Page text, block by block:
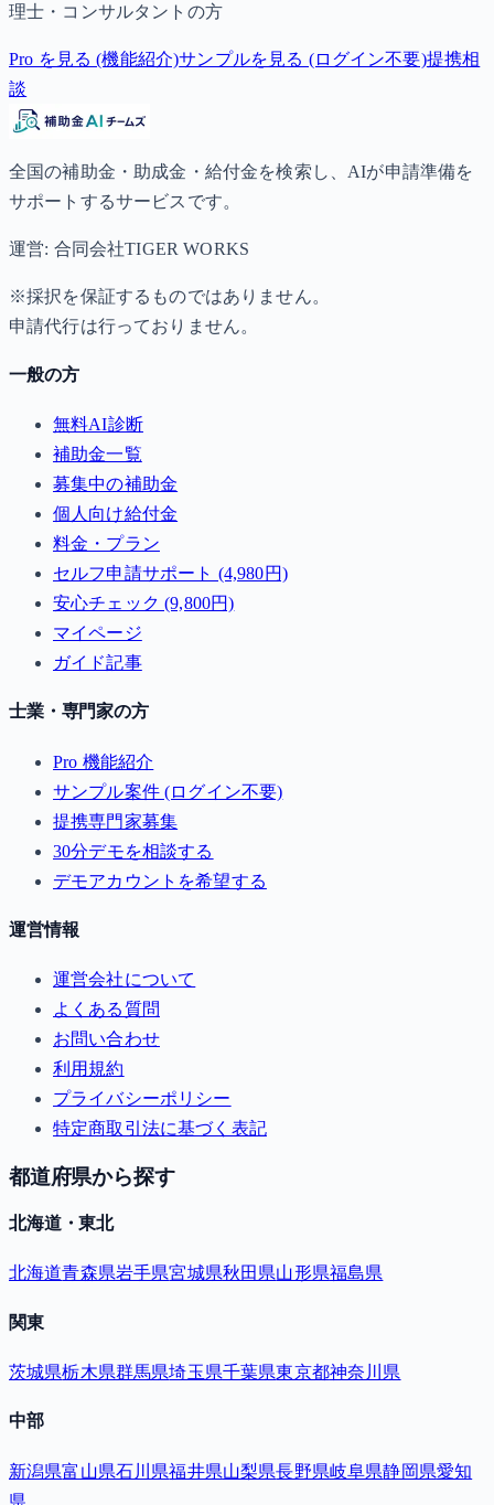
理士・コンサルタントの方
Pro を見る (機能紹介)サンプルを見る (ログイン不要)提携相
談
全国の補助金・助成金・給付金を検索し、AIが申請準備を
サポートするサービスです。
運営: 合同会社TIGER WORKS
※採択を保証するものではありません。
申請代行は行っておりません。
一般の方
無料AI診断
補助金一覧
募集中の補助金
個人向け給付金
料金・プラン
セルフ申請サポート (4,980円)
安心チェック (9,800円)
マイページ
ガイド記事
士業・専門家の方
Pro 機能紹介
サンプル案件 (ログイン不要)
提携専門家募集
30分デモを相談する
デモアカウントを希望する
運営情報
運営会社について
よくある質問
お問い合わせ
利用規約
プライバシーポリシー
特定商取引法に基づく表記
都道府県から探す
北海道・東北
北海道青森県岩手県宮城県秋田県山形県福島県
関東
茨城県栃木県群馬県埼玉県千葉県東京都神奈川県
中部
新潟県富山県石川県福井県山梨県長野県岐阜県静岡県愛知
県